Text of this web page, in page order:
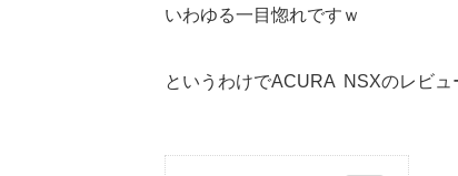
いわゆる一目惚れですｗ
というわけでACURA NSXのレビュ